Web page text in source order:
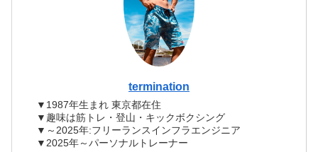
termination
▼1987年生まれ 東京都在住
▼趣味は筋トレ・登山・キックボクシング
▼～2025年:フリーランスインフラエンジニア
▼2025年～パーソナルトレーナー